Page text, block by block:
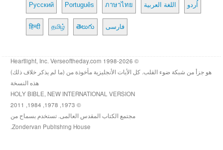
Русский Português ภาษาไทย اللغة العربية اُردو
हिन्दी தமிழ் తెలుగు فارسی
© 1998-2026 Heartlight, Inc. Verseoftheday.com
هو جزأ من شبكة ضوء القلب. كل الأيات الأنجليزية مأخوذة من (ما لم يذكر خلاف ذلك)
هذه النسخة
HOLY BIBLE, NEW INTERNATIONAL VERSION
© 1973, 1978, 1984, 2011
مجتمع الكتاب المقدس العالمى. تستخدم بسماح من
Zondervan Publishing House.